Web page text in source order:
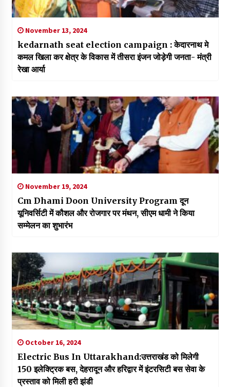
November 13, 2024
kedarnath seat election campaign : केदारनाथ मे
कमल खिला कर क्षेत्र के विकास में तीसरा इंजन जोड़ेगी जनता- मंत्री
रेखा आर्या
November 19, 2024
Cm Dhami Doon University Program दून
यूनिवर्सिटी में कौशल और रोजगार पर मंथन, सीएम धामी ने किया
सम्मेलन का शुभारंभ
October 16, 2024
Electric Bus In Uttarakhand:उत्तराखंड को मिलेगी
150 इलेक्ट्रिक बस, देहरादून और हरिद्वार में इंटरसिटी बस सेवा के
प्रस्ताव को मिली हरी झंडी